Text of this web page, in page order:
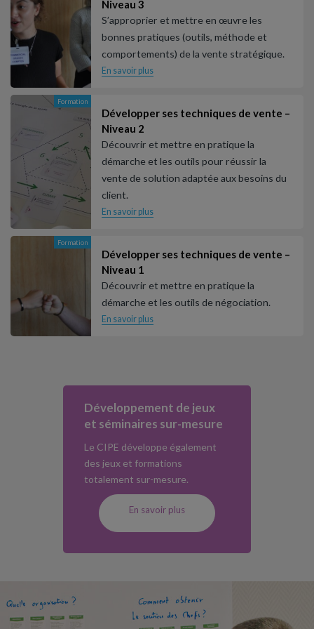
Niveau 3
S’approprier et mettre en œuvre les
bonnes pratiques (outils, méthode et
comportements) de la vente stratégique.
En savoir plus
Formation
Développer ses techniques de vente –
Niveau 2
Découvrir et mettre en pratique la
démarche et les outils pour réussir la
vente de solution adaptée aux besoins du
client.
En savoir plus
Formation
Développer ses techniques de vente –
Niveau 1
Découvrir et mettre en pratique la
démarche et les outils de négociation.
En savoir plus
Développement de jeux
et séminaires sur-mesure
Le CIPE développe également
des jeux et formations
totalement sur-mesure.
En savoir plus